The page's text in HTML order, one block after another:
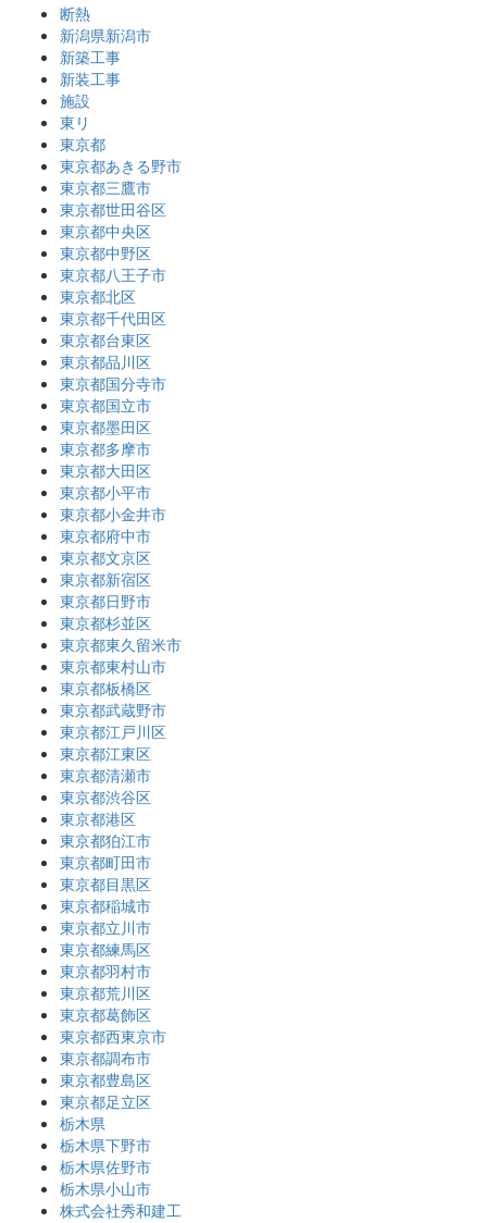
断熱
新潟県新潟市
新築工事
新装工事
施設
東リ
東京都
東京都あきる野市
東京都三鷹市
東京都世田谷区
東京都中央区
東京都中野区
東京都八王子市
東京都北区
東京都千代田区
東京都台東区
東京都品川区
東京都国分寺市
東京都国立市
東京都墨田区
東京都多摩市
東京都大田区
東京都小平市
東京都小金井市
東京都府中市
東京都文京区
東京都新宿区
東京都日野市
東京都杉並区
東京都東久留米市
東京都東村山市
東京都板橋区
東京都武蔵野市
東京都江戸川区
東京都江東区
東京都清瀬市
東京都渋谷区
東京都港区
東京都狛江市
東京都町田市
東京都目黒区
東京都稲城市
東京都立川市
東京都練馬区
東京都羽村市
東京都荒川区
東京都葛飾区
東京都西東京市
東京都調布市
東京都豊島区
東京都足立区
栃木県
栃木県下野市
栃木県佐野市
栃木県小山市
株式会社秀和建工